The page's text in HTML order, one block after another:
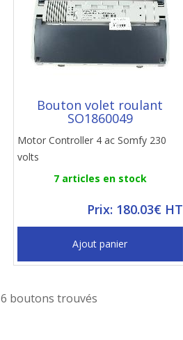
Bouton volet roulant
SO1860049
Motor Controller 4 ac Somfy 230
volts
7 articles en stock
Prix: 180.03€ HT
Ajout panier
6 boutons trouvés